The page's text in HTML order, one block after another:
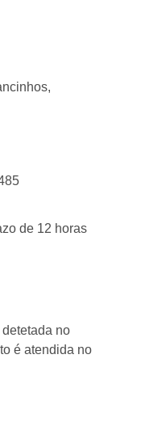
de 12 horas
no
é atendida no